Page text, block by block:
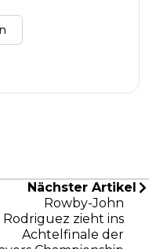
Nächster Artikel
Rowby-John
Rodriguez zieht ins
Achtelfinale der